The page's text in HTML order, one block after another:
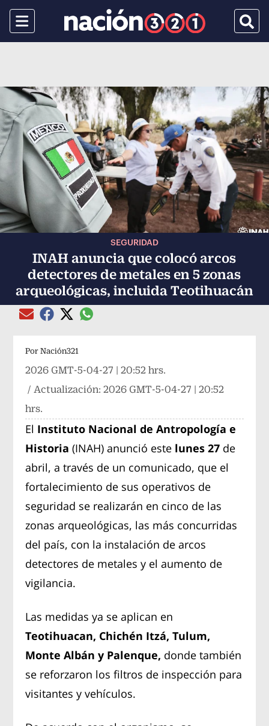
Menu
SEGURIDAD
INAH anuncia que colocó arcos
detectores de metales en 5 zonas
arqueológicas, incluida Teotihuacán
Compartir el artículo actual mediante Email
Compartir el artículo actual mediante Facebook
Compartir el artículo actual mediante Twitter
Compartir el artículo actual mediante
Por Nación321
2026 GMT-5-04-27 | 20:52 hrs.
/ Actualización:2026 GMT-5-04-27 | 20:52
hrs.
El Instituto Nacional de Antropología e
Historia(INAH) anunció este lunes 27 de
abril, a través de un comunicado, que el
fortalecimiento de sus operativos de
seguridad se realizarán en cinco de las
zonas arqueológicas, las más concurridas
del país, con la instalación de arcos
detectores de metales y el aumento de
vigilancia.
Las medidas ya se aplican en
Teotihuacan, Chichén Itzá, Tulum,
Monte Albán y Palenque, donde también
se reforzaron los filtros de inspección para
visitantes y vehículos.